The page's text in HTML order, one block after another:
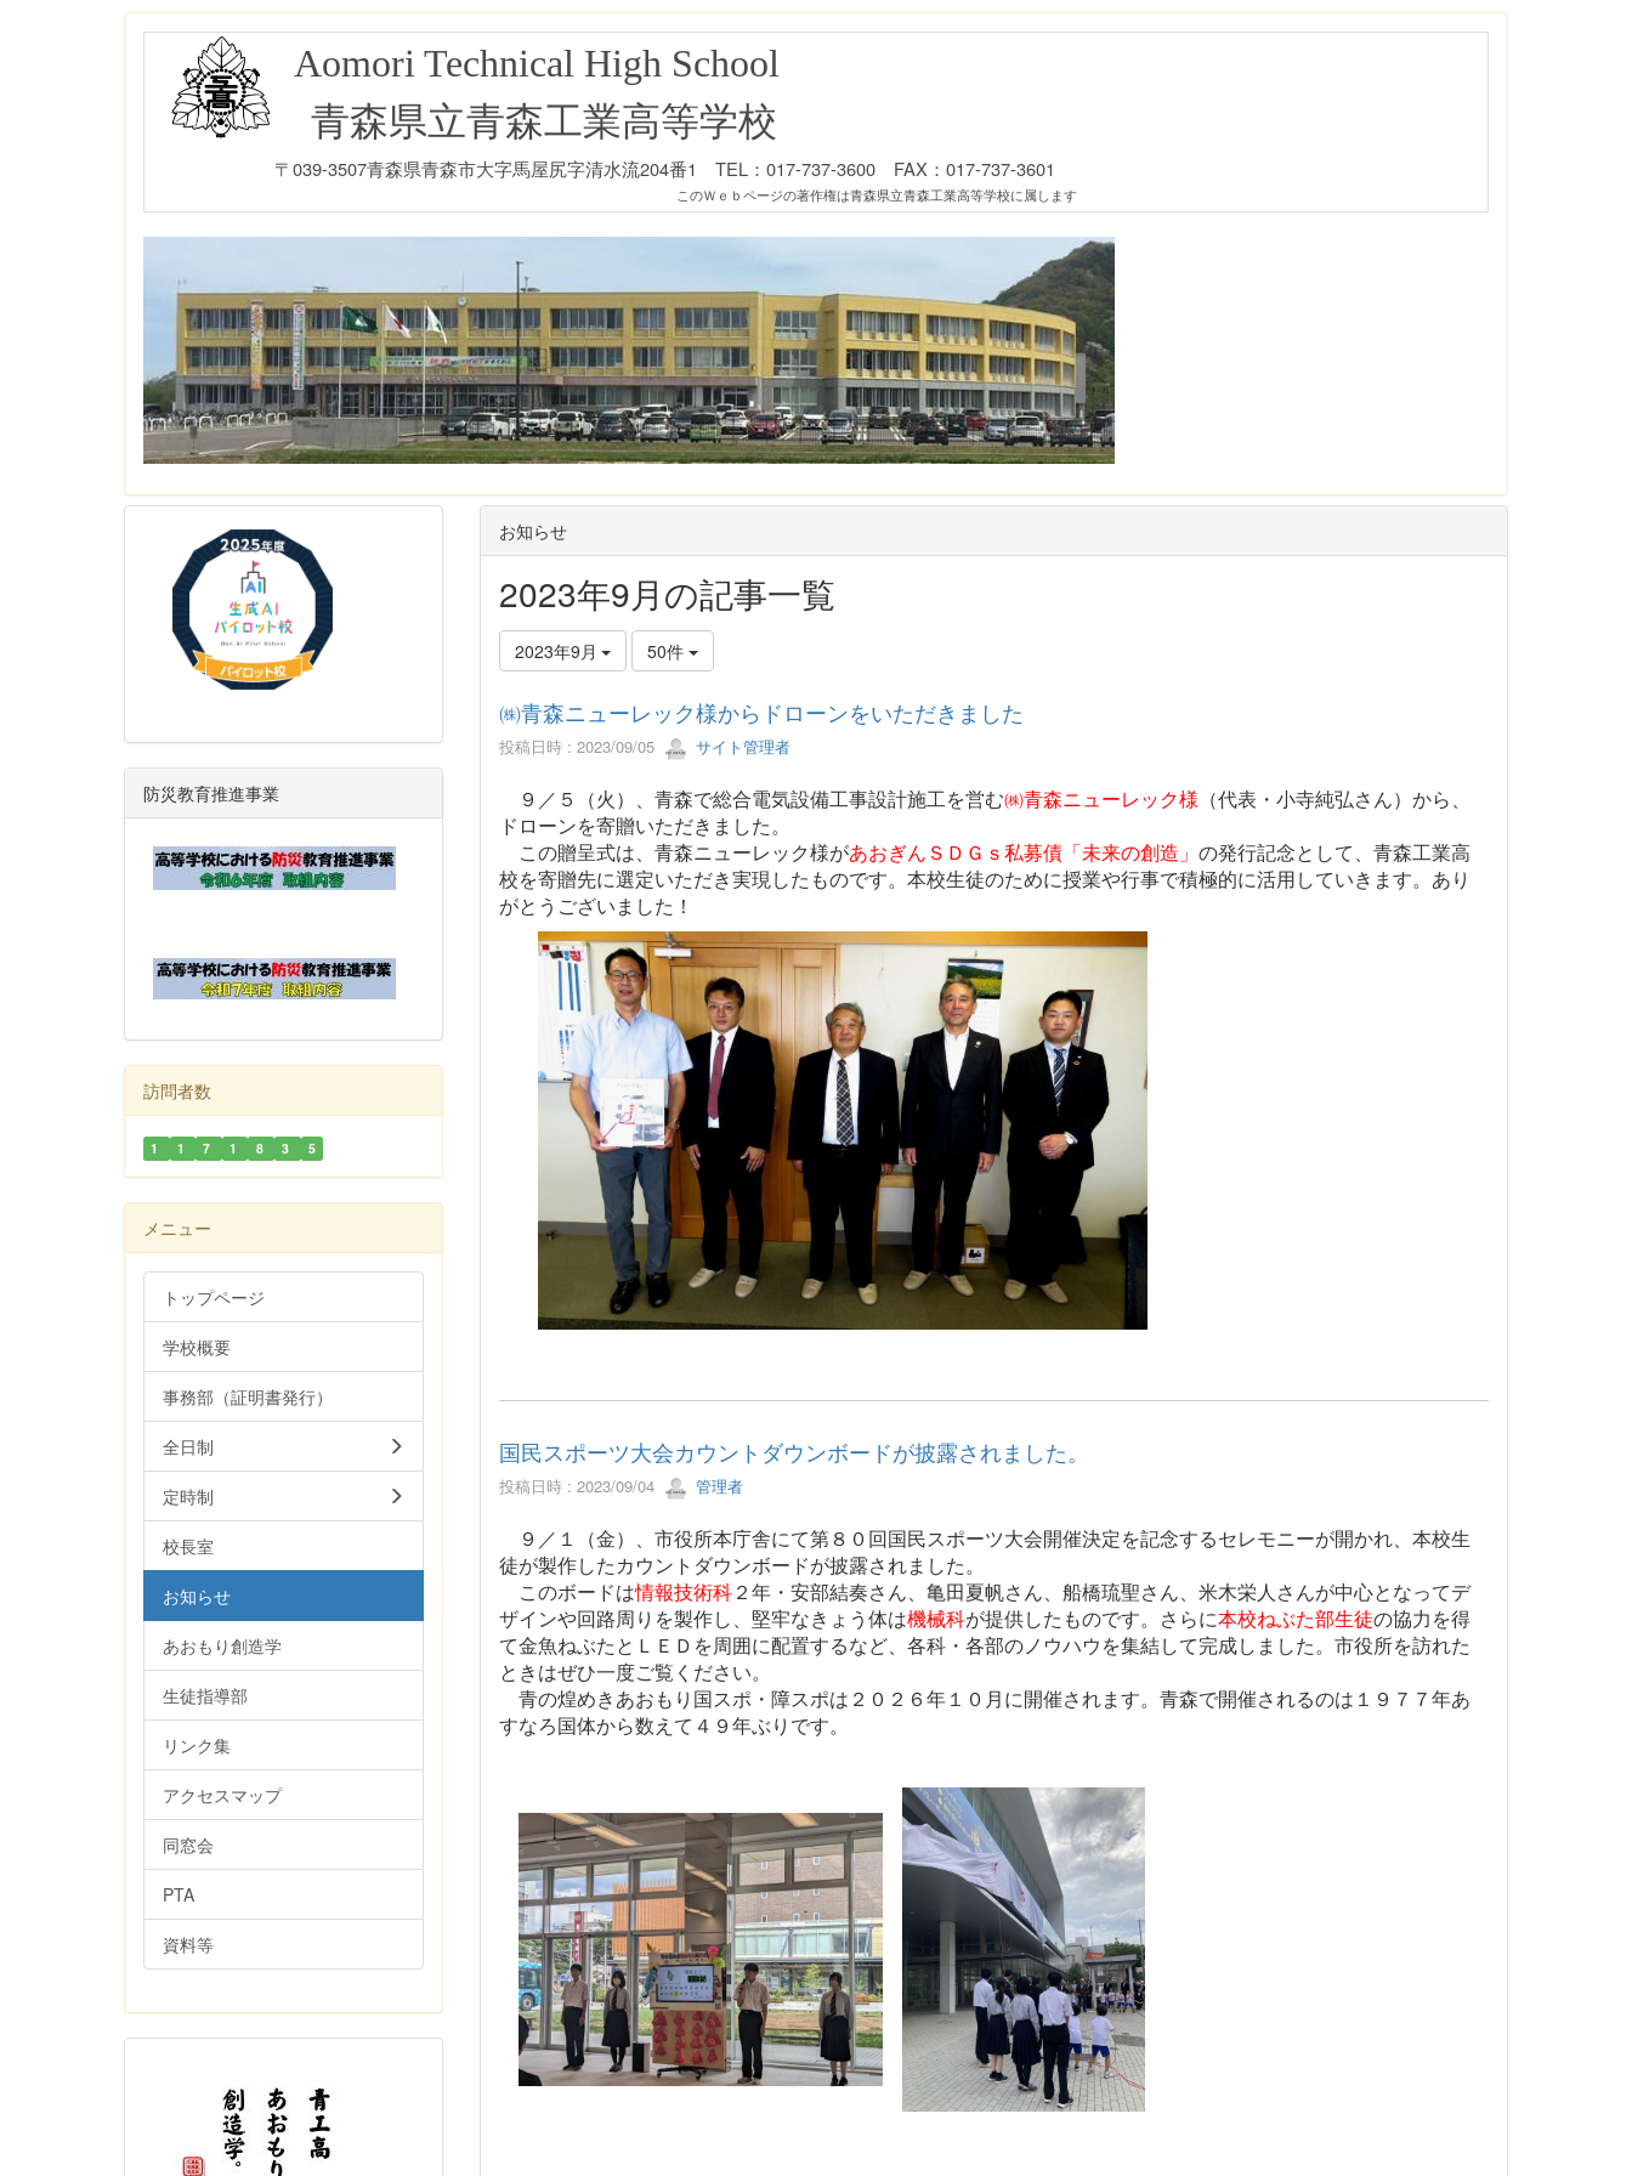
Aomori Technical High School
青森県立青森工業高等学校
〒039-3507青森県青森市大字馬屋尻字清水流204番1 TEL：017-737-3600 FAX：017-737-3601
このＷｅｂページの著作権は青森県立青森工業高等学校に属します
お知らせ
2023年9月の記事一覧
2023年9月 50件
㈱青森ニューレック様からドローンをいただきました
投稿日時 : 2023/09/05 サイト管理者
９／５（火）、青森で総合電気設備工事設計施工を営む㈱青森ニューレック様 （代表・小寺純弘さん）から、
ドローンを寄贈いただきました。
この贈呈式は、青森ニューレック様があおぎんＳＤＧｓ私募債「未来の創造」 の発行記念として、青森工業高
校を寄贈先に選定いただき実現したものです。本校生徒のために授業や行事で積極的に活用していきます。あり
がとうございました！
国民スポーツ大会カウントダウンボードが披露されました。
投稿日時 : 2023/09/04 管理者
９／１（金）、市役所本庁舎にて第８０回国民スポーツ大会開催決定を記念するセレモニーが開かれ、本校生
徒が製作したカウントダウンボードが披露されました。
このボードは情報技術科２年・安部結奏さん、亀田夏帆さん、船橋琉聖さん、米木栄人さんが中心となってデ
ザインや回路周りを製作し、堅牢なきょう体は機械科が提供したものです。さらに本校ねぶた部生徒の協力を得
て金魚ねぶたとＬＥＤを周囲に配置するなど、各科・各部のノウハウを集結して完成しました。市役所を訪れた
ときはぜひ一度ご覧ください。
青の煌めきあおもり国スポ・障スポは２０２６年１０月に開催されます。青森で開催されるのは１９７７年あ
すなろ国体から数えて４９年ぶりです。
防災教育推進事業
訪問者数
1 1 7 1 8 3 5
メニュー
トップページ
学校概要
事務部（証明書発行）
全日制
定時制
校長室
お知らせ
あおもり創造学
生徒指導部
リンク集
アクセスマップ
同窓会
PTA
資料等